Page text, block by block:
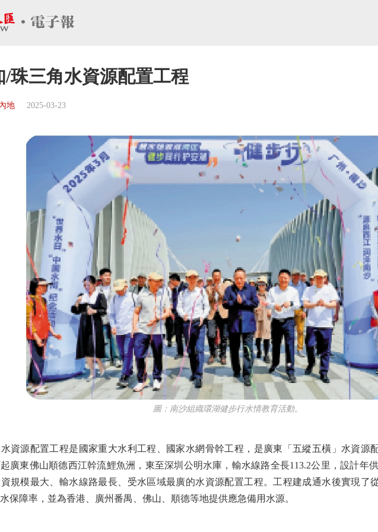
/珠三角水資源配置工程
地 2025-03-23
圖：南沙組織環湖健步行水情教育活動。
源配置工程是國家重大水利工程、國家水網骨幹工程，是廣東「五縱五橫」水資源
廣東佛山順德西江幹流鯉魚洲，東至深圳公明水庫，輸水線路全長113.2公里，設計年
規模最大、輸水線路最長、受水區域最廣的水資源配置工程。工程建成通水後實現了
保障率，並為香港、廣州番禺、佛山、順德等地提供應急備用水源。